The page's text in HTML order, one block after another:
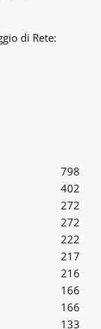
di Rete:
798
402
272
272
222
217
216
166
166
133